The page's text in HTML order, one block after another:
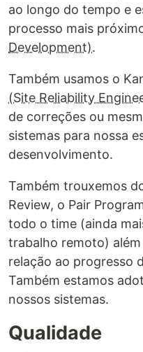
ao longo do tempo e
processo mais
Development).
Também usamos o
(Site Reliability
de correções ou
sistemas para nossa
desenvolvimento.
Também trouxemos
Review, o Pair
todo o time (ainda
trabalho remoto)
relação ao progresso
Também estamos
nossos sistemas.
Qualidade